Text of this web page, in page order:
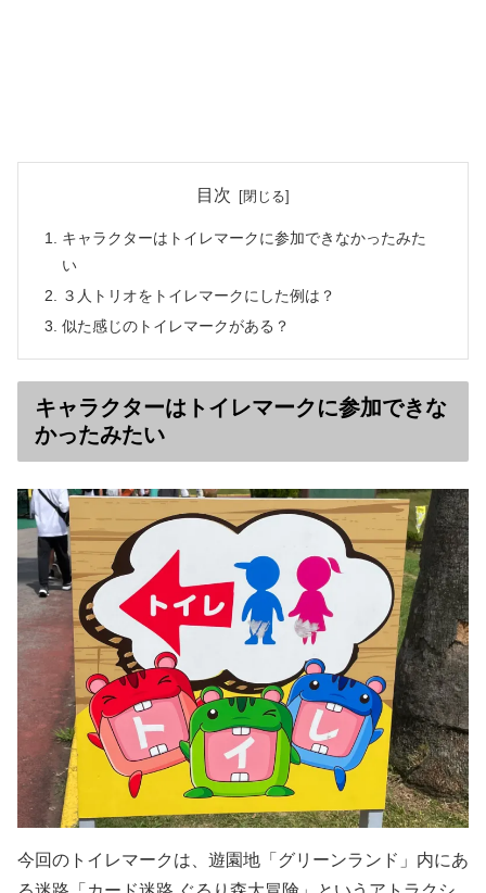
目次
キャラクターはトイレマークに参加できなかったみた
い
３人トリオをトイレマークにした例は？
似た感じのトイレマークがある？
キャラクターはトイレマークに参加できな
かったみたい
今回のトイレマークは、遊園地「グリーンランド」内にあ